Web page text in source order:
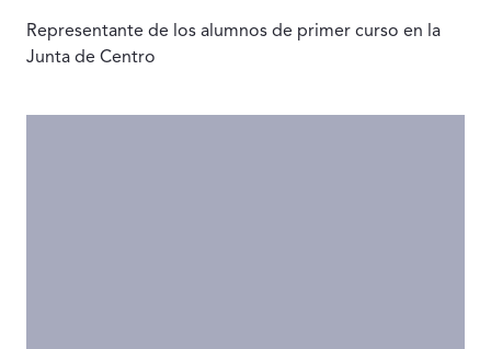
Representante de los alumnos de primer curso en la
Junta de Centro